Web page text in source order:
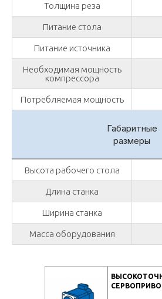
Толщина реза
Питание стола
Питание источника
Необходимая мощность
компрессора
Потребляемая мощность
Габаритные
размеры
Высота рабочего стола
Длина станка
Ширина станка
Масса оборудования